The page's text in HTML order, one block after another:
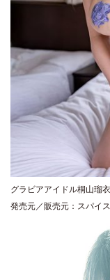
グラビアアイドル桐山瑠
発売元／販売元：スパイ